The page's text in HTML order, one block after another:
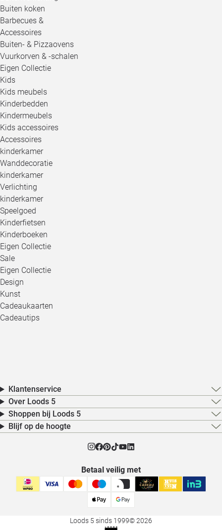
Buiten koken
Barbecues &
Accessoires
Buiten- & Pizzaovens
Vuurkorven & -schalen
Eigen Collectie
Kids
Kids meubels
Kinderbedden
Kindermeubels
Kids accessoires
Accessoires
kinderkamer
Wanddecoratie
kinderkamer
Verlichting
kinderkamer
Speelgoed
Kinderfietsen
Kinderboeken
Eigen Collectie
Sale
Eigen Collectie
Design
Kunst
Cadeaukaarten
Cadeautips
Klantenservice
Over Loods 5
Shoppen bij Loods 5
Blijf op de hoogte
Betaal veilig met
Loods 5 sinds 1999© 2026